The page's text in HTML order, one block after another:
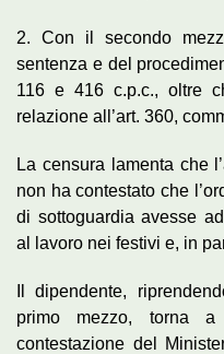
2. Con il secondo
sentenza e del
116 e 416 c.p.c., oltre
relazione all’art. 360,
La censura lamenta che
non ha contestato che
di sottoguardia avesse
al lavoro nei festivi e, in
Il dipendente,
primo mezzo, torna
contestazione del